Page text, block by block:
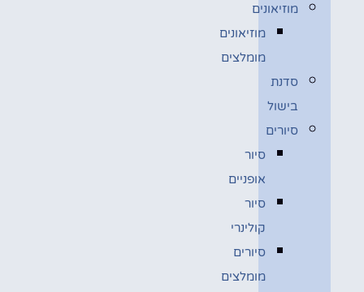
מוזיאונים
מוזיאונים
מומלצים
סדנת
בישול
סיורים
סיור
אופניים
סיור
קולינרי
סיורים
מומלצים